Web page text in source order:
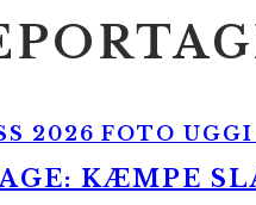
KÆMPE